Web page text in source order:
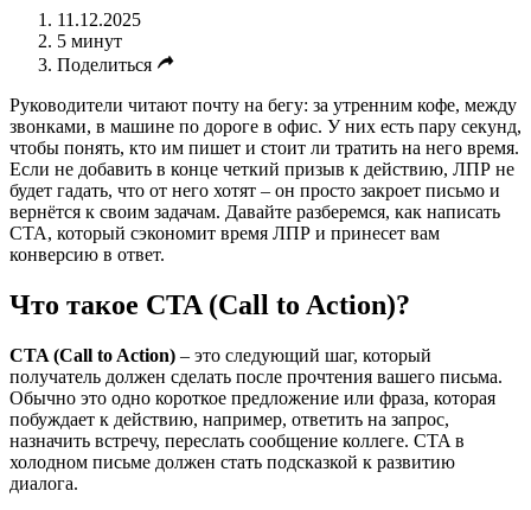
11.12.2025
5 минут
Поделиться
Руководители читают почту на бегу: за утренним кофе, между
звонками, в машине по дороге в офис. У них есть пару секунд,
чтобы понять, кто им пишет и стоит ли тратить на него время.
Если не добавить в конце четкий призыв к действию, ЛПР не
будет гадать, что от него хотят – он просто закроет письмо и
вернётся к своим задачам. Давайте разберемся, как написать
CTA, который сэкономит время ЛПР и принесет вам
конверсию в ответ.
Что такое CTA (Call to Action)?
CTA (Call to Action) – это следующий шаг, который
получатель должен сделать после прочтения вашего письма.
Обычно это одно короткое предложение или фраза, которая
побуждает к действию, например, ответить на запрос,
назначить встречу, переслать сообщение коллеге. CTA в
холодном письме должен стать подсказкой к развитию
диалога.